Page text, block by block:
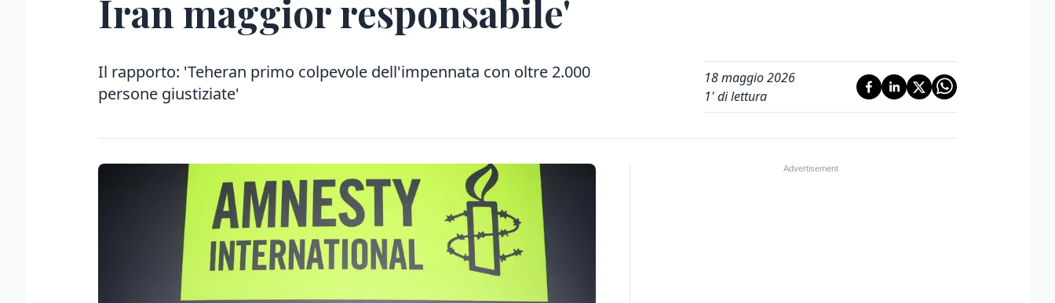
Iran maggior responsabile'
Il rapporto: 'Teheran primo colpevole dell'impennata con oltre 2.000
persone giustiziate'
18 maggio 2026
1' di lettura